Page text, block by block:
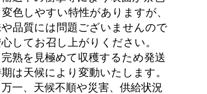
変色しやすい特性がありますが、
や品質には問題ございませんので
してお召し上がりください。
熟を見極めて収穫するため発送
は天候により変動いたします。
一、天候不順や災害、供給状況